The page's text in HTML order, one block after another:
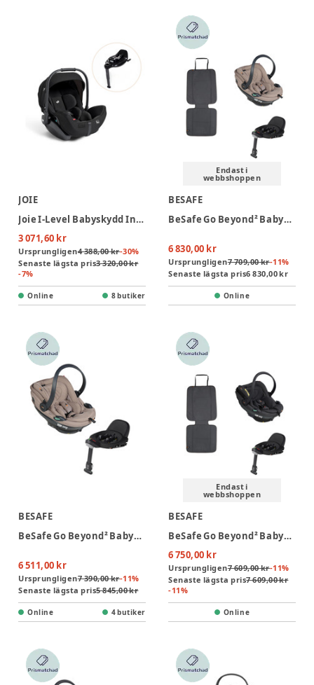
JOIE
Joie I-Level Babyskydd Inkl. I-Base Encore - Eclipse
3 071,60 kr
Ursprungligen4 388,00 kr-30%
Senaste lägsta pris3 320,00 kr
-7%
Online 8 butiker
Endast i
webbshoppen
BESAFE
BeSafe Go Beyond² Babyskydd inkl. bas & sparkskydd - Dark Sand SoftBreeze
6 830,00 kr
Ursprungligen7 709,00 kr-11%
Senaste lägsta pris6 830,00 kr
Online
BESAFE
BeSafe Go Beyond² Babyskydd inkl bas - Dark Sand SoftBreeze
6 511,00 kr
Ursprungligen7 390,00 kr-11%
Senaste lägsta pris5 845,00 kr
Online 4 butiker
Endast i
webbshoppen
BESAFE
BeSafe Go Beyond² Babyskydd inkl. bas & sparkskydd - Anthracite Mesh
6 750,00 kr
Ursprungligen7 609,00 kr-11%
Senaste lägsta pris7 609,00 kr
-11%
Online